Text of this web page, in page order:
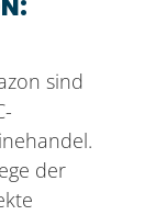
sind
der